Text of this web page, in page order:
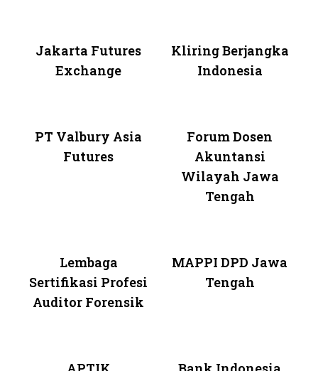
Jakarta Futures
Exchange
Kliring Berjangka
Indonesia
PT Valbury Asia
Futures
Forum Dosen
Akuntansi
Wilayah Jawa
Tengah
Lembaga
Sertifikasi Profesi
Auditor Forensik
MAPPI DPD Jawa
Tengah